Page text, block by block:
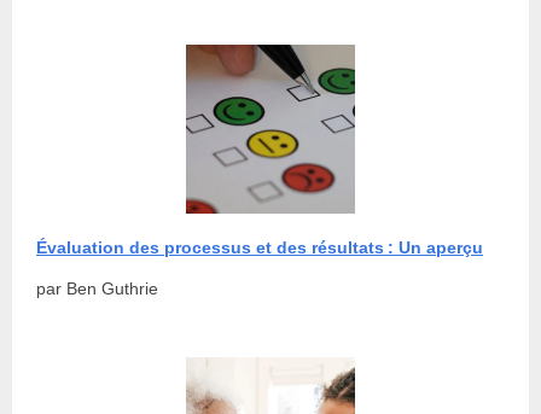
Évaluation des processus et des résultats : Un aperçu
par Ben Guthrie